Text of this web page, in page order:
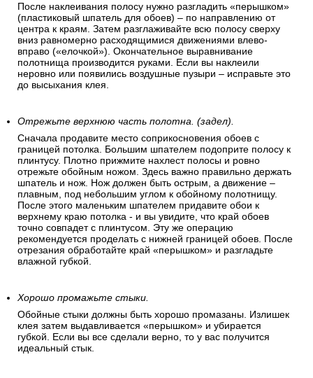
После наклеивания полосу нужно разгладить «перышком»
(пластиковый шпатель для обоев) – по направлению от
центра к краям. Затем разглаживайте всю полосу сверху
вниз равномерно расходящимися движениями влево-
вправо («елочкой»). Окончательное выравнивание
полотнища производится руками. Если вы наклеили
неровно или появились воздушные пузыри – исправьте это
до высыхания клея.
Отрежьте верхнюю часть полотна. (задел).
Сначала продавите место соприкосновения обоев с
границей потолка. Большим шпателем подоприте полосу к
плинтусу. Плотно прижмите нахлест полосы и ровно
отрежьте обойным ножом. Здесь важно правильно держать
шпатель и нож. Нож должен быть острым, а движение –
плавным, под небольшим углом к обойному полотнищу.
После этого маленьким шпателем придавите обои к
верхнему краю потолка - и вы увидите, что край обоев
точно совпадет с плинтусом. Эту же операцию
рекомендуется проделать с нижней границей обоев. После
отрезания обработайте край «перышком» и разгладьте
влажной губкой.
Хорошо промажьте стыки.
Обойные стыки должны быть хорошо промазаны. Излишек
клея затем выдавливается «перышком» и убирается
губкой. Если вы все сделали верно, то у вас получится
идеальный стык.